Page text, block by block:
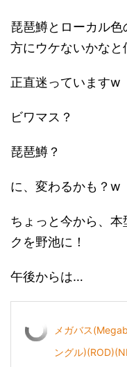
琵琶鱒とローカル
方にウケないかなと
正直迷っていますw
ビワマス？
琵琶鱒？
に、変わるかも？w
ちょっと今から、
クを野池に！
午後からは…
メガバス
ングル